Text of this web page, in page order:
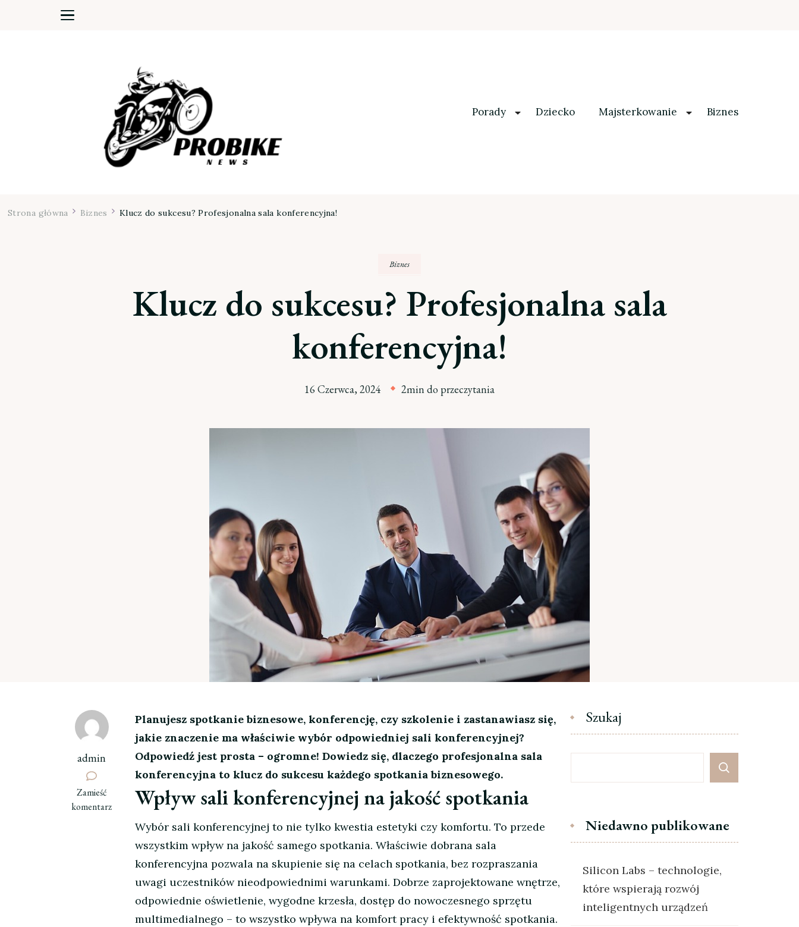
Porady Dziecko Majsterkowanie Biznes
Strona główna Biznes Klucz do sukcesu? Profesjonalna sala konferencyjna!
Biznes
Klucz do sukcesu? Profesjonalna sala
konferencyjna!
16 Czerwca, 2024 2min do przeczytania
admin
Zamieść
komentarz
we
wpisie
Profesjonalna
Planujesz spotkanie biznesowe, konferencję, czy szkolenie i zastanawiasz się,
jakie znaczenie ma właściwie wybór odpowiedniej sali konferencyjnej?
Odpowiedź jest prosta – ogromne! Dowiedz się, dlaczego profesjonalna sala
konferencyjna to klucz do sukcesu każdego spotkania biznesowego.
Wpływ sali konferencyjnej na jakość spotkania
Wybór sali konferencyjnej to nie tylko kwestia estetyki czy komfortu. To przede
wszystkim wpływ na jakość samego spotkania. Właściwie dobrana sala
konferencyjna pozwala na skupienie się na celach spotkania, bez rozpraszania
uwagi uczestników nieodpowiednimi warunkami. Dobrze zaprojektowane wnętrze,
odpowiednie oświetlenie, wygodne krzesła, dostęp do nowoczesnego sprzętu
multimedialnego – to wszystko wpływa na komfort pracy i efektywność spotkania.
Szukaj
Niedawno publikowane
Silicon Labs – technologie,
które wspierają rozwój
inteligentnych urządzeń